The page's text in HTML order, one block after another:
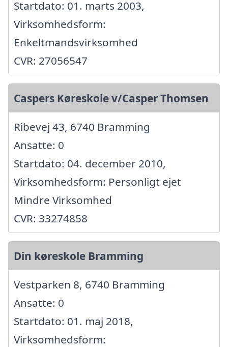
Startdato: 01. marts 2003,
Virksomhedsform:
Enkeltmandsvirksomhed
CVR: 27056547
Caspers Køreskole v/Casper Thomsen
Ribevej 43, 6740 Bramming
Ansatte: 0
Startdato: 04. december 2010,
Virksomhedsform: Personligt ejet
Mindre Virksomhed
CVR: 33274858
Din køreskole Bramming
Vestparken 8, 6740 Bramming
Ansatte: 0
Startdato: 01. maj 2018,
Virksomhedsform: